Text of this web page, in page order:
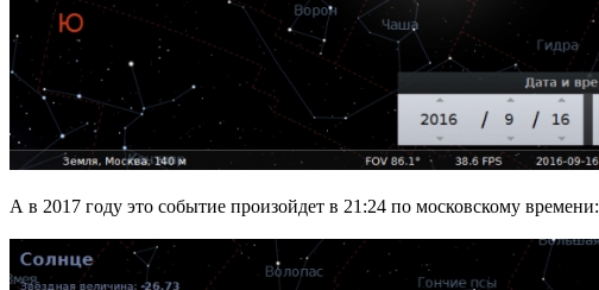
А в 2017 году это событие произойдет в 21:24 по московскому времени: